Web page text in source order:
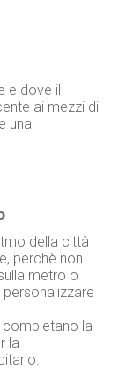
e dove il
ai mezzi di
una
della città
perchè non
metro o
completano la
la